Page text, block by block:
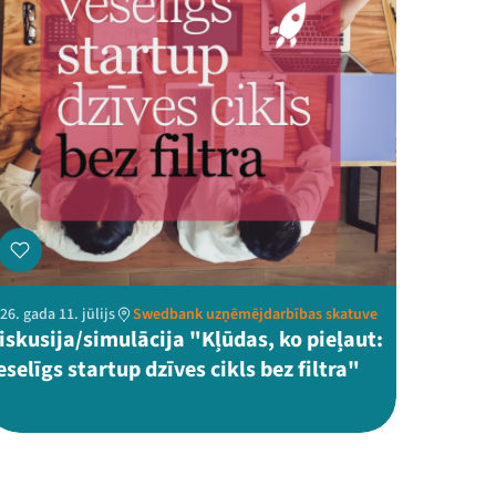
gada 11. jūlijs Swedbank uzņēmējdarbības skatuve
simulācija "Kļūdas, ko pieļaut:
startup dzīves cikls bez filtra"